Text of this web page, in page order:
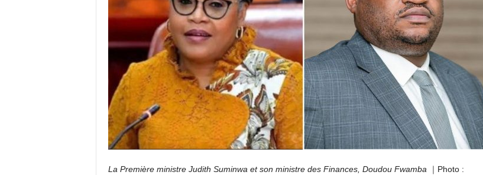
La Première ministre Judith Suminwa et son ministre des Finances, Doudou Fwamba ｜Photo :